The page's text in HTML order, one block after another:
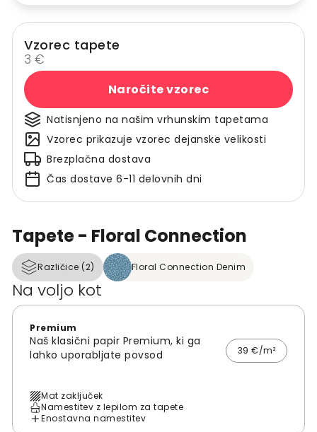
Tapete - Floral Connection
Različice (2) Floral Connection Denim
Na voljo kot
Premium
Naš klasični papir Premium, ki ga
lahko uporabljate povsod
39 €/m²
Mat zaključek
Namestitev z lepilom za tapete
Enostavna namestitev
Vzorec tapete
3 €
Naročite vzorec
Natisnjeno na našim vrhunskim tapetama
Vzorec prikazuje vzorec dejanske velikosti
Brezplačna dostava
Čas dostave 6-11 delovnih dni